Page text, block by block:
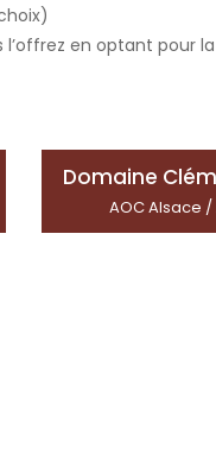
l’offrez en optant pour
Domaine
AOC Alsace